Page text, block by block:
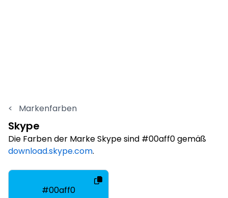
< Markenfarben
Skype
Die Farben der Marke Skype sind #00aff0 gemäß
download.skype.com.
#00aff0